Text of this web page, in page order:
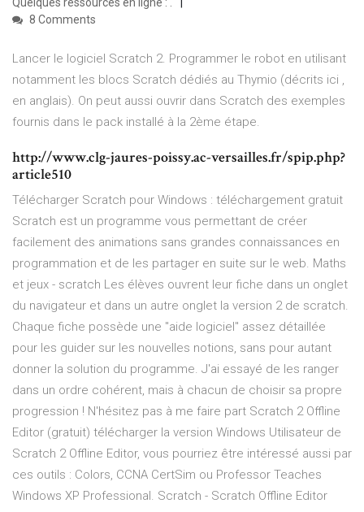
Quelques ressources en ligne : .
8 Comments
Lancer le logiciel Scratch 2. Programmer le robot en utilisant
notamment les blocs Scratch dédiés au Thymio (décrits ici ,
en anglais). On peut aussi ouvrir dans Scratch des exemples
fournis dans le pack installé à la 2ème étape.
http://www.clg-jaures-poissy.ac-versailles.fr/spip.php?
article510
Télécharger Scratch pour Windows : téléchargement gratuit
Scratch est un programme vous permettant de créer
facilement des animations sans grandes connaissances en
programmation et de les partager en suite sur le web. Maths
et jeux - scratch Les élèves ouvrent leur fiche dans un onglet
du navigateur et dans un autre onglet la version 2 de scratch.
Chaque fiche possède une "aide logiciel" assez détaillée
pour les guider sur les nouvelles notions, sans pour autant
donner la solution du programme. J'ai essayé de les ranger
dans un ordre cohérent, mais à chacun de choisir sa propre
progression ! N'hésitez pas à me faire part Scratch 2 Offline
Editor (gratuit) télécharger la version Windows Utilisateur de
Scratch 2 Offline Editor, vous pourriez être intéressé aussi par
ces outils : Colors, CCNA CertSim ou Professor Teaches
Windows XP Professional. Scratch - Scratch Offline Editor